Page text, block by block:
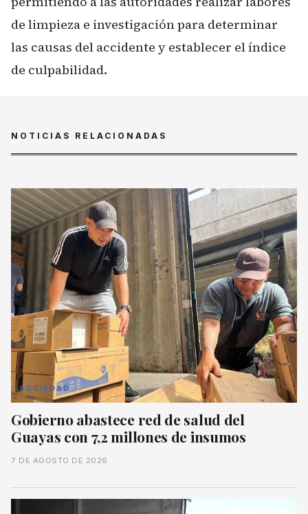
de limpieza e investigación para determinar
las causas del accidente y establecer el índice
de culpabilidad.
NOTICIAS RELACIONADAS
SOCIEDAD
Gobierno abastece red de salud del
Guayas con 7,2 millones de insumos
7 DE AGOSTO DE 2026